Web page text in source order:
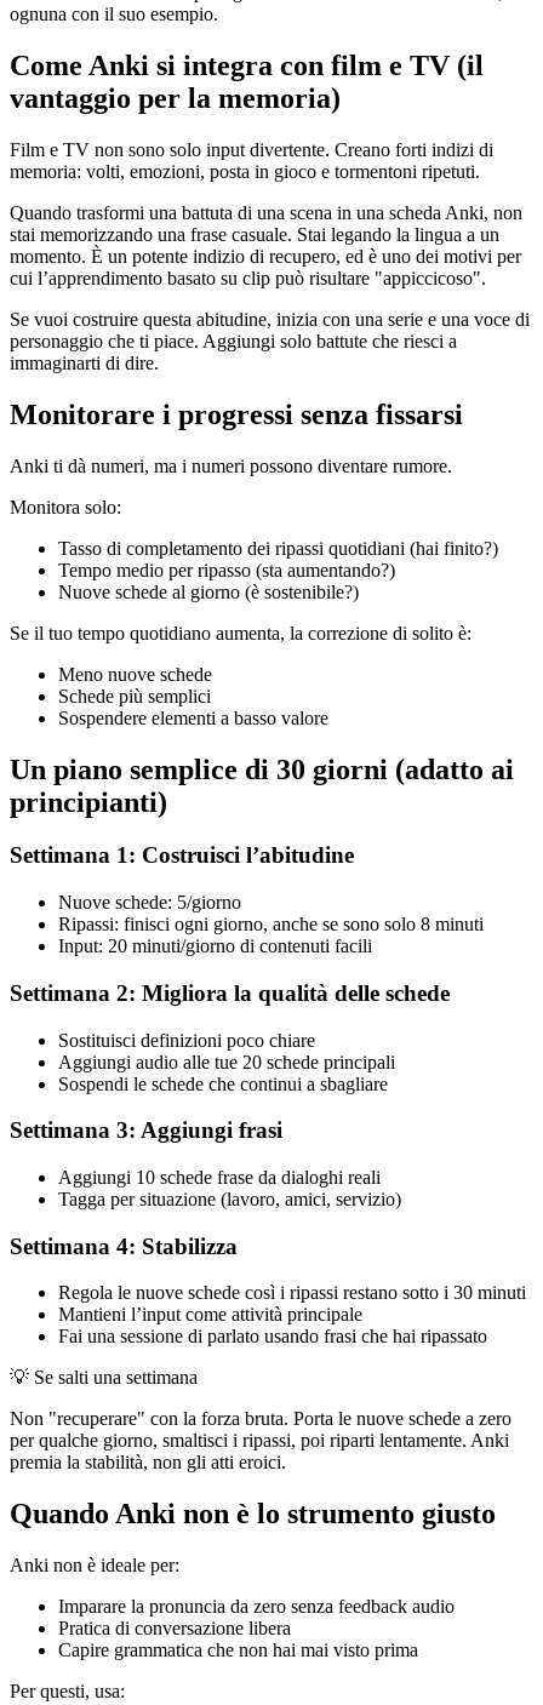
ognuna con il suo esempio.
Come Anki si integra con film e TV (il
vantaggio per la memoria)
Film e TV non sono solo input divertente. Creano forti indizi di
memoria: volti, emozioni, posta in gioco e tormentoni ripetuti.
Quando trasformi una battuta di una scena in una scheda Anki, non
stai memorizzando una frase casuale. Stai legando la lingua a un
momento. È un potente indizio di recupero, ed è uno dei motivi per
cui l’apprendimento basato su clip può risultare "appiccicoso".
Se vuoi costruire questa abitudine, inizia con una serie e una voce di
personaggio che ti piace. Aggiungi solo battute che riesci a
immaginarti di dire.
Monitorare i progressi senza fissarsi
Anki ti dà numeri, ma i numeri possono diventare rumore.
Monitora solo:
Tasso di completamento dei ripassi quotidiani (hai finito?)
Tempo medio per ripasso (sta aumentando?)
Nuove schede al giorno (è sostenibile?)
Se il tuo tempo quotidiano aumenta, la correzione di solito è:
Meno nuove schede
Schede più semplici
Sospendere elementi a basso valore
Un piano semplice di 30 giorni (adatto ai
principianti)
Settimana 1: Costruisci l’abitudine
Nuove schede: 5/giorno
Ripassi: finisci ogni giorno, anche se sono solo 8 minuti
Input: 20 minuti/giorno di contenuti facili
Settimana 2: Migliora la qualità delle schede
Sostituisci definizioni poco chiare
Aggiungi audio alle tue 20 schede principali
Sospendi le schede che continui a sbagliare
Settimana 3: Aggiungi frasi
Aggiungi 10 schede frase da dialoghi reali
Tagga per situazione (lavoro, amici, servizio)
Settimana 4: Stabilizza
Regola le nuove schede così i ripassi restano sotto i 30 minuti
Mantieni l’input come attività principale
Fai una sessione di parlato usando frasi che hai ripassato
💡 Se salti una settimana
Non "recuperare" con la forza bruta. Porta le nuove schede a zero
per qualche giorno, smaltisci i ripassi, poi riparti lentamente. Anki
premia la stabilità, non gli atti eroici.
Quando Anki non è lo strumento giusto
Anki non è ideale per:
Imparare la pronuncia da zero senza feedback audio
Pratica di conversazione libera
Capire grammatica che non hai mai visto prima
Per questi, usa: